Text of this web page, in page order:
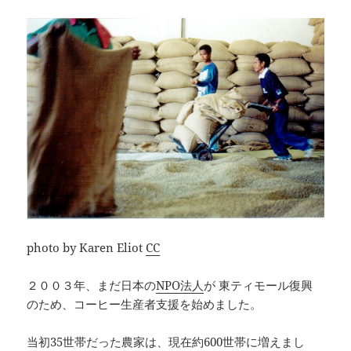
photo by Karen EliotCC
２００３年、まだ日本のNPO法人が 東ティモール復興
のため、コーヒー生産者支援を始めました。
当初35世帯だった農家は、現在約600世帯に増えまし